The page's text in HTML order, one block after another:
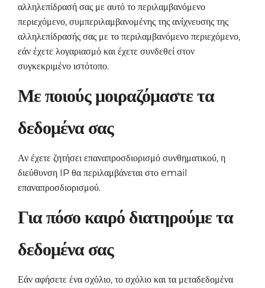
αλληλεπίδρασή σας με αυτό το περιλαμβανόμενο
περιεχόμενο, συμπεριλαμβανομένης της ανίχνευσης της
αλληλεπίδρασής σας με το περιλαμβανόμενο περιεχόμενο,
εάν έχετε λογαριασμό και έχετε συνδεθεί στον
συγκεκριμένο ιστότοπο.
Με ποιούς μοιραζόμαστε τα
δεδομένα σας
Αν έχετε ζητήσει επαναπροσδιορισμό συνθηματικού, η
διεύθυνση IP θα περιλαμβάνεται στο email
επαναπροσδιορισμού.
Για πόσο καιρό διατηρούμε τα
δεδομένα σας
Εάν αφήσετε ένα σχόλιο, το σχόλιο και τα μεταδεδομένα